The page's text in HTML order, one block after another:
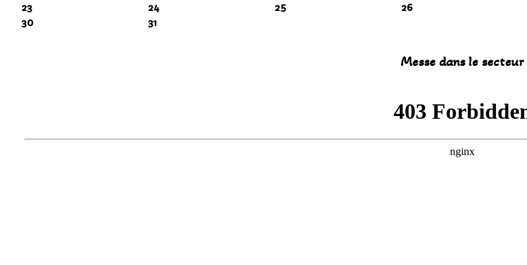
23
24 25 26
30
31
Messe dans le secteur